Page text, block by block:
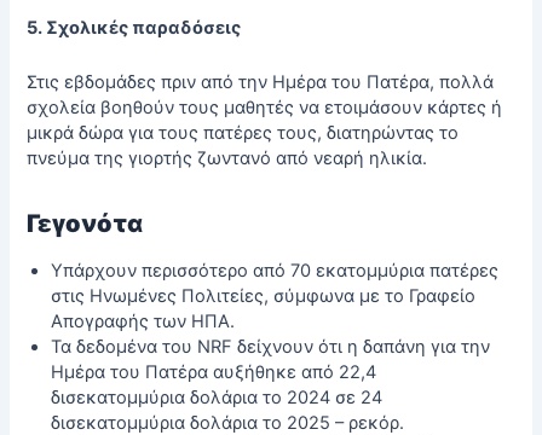
5. Σχολικές παραδόσεις
Στις εβδομάδες πριν από την Ημέρα του Πατέρα, πολλά
σχολεία βοηθούν τους μαθητές να ετοιμάσουν κάρτες ή
μικρά δώρα για τους πατέρες τους, διατηρώντας το
πνεύμα της γιορτής ζωντανό από νεαρή ηλικία.
Γεγονότα
Υπάρχουν περισσότερο από 70 εκατομμύρια πατέρες
στις Ηνωμένες Πολιτείες, σύμφωνα με το Γραφείο
Απογραφής των ΗΠΑ.
Τα δεδομένα του NRF δείχνουν ότι η δαπάνη για την
Ημέρα του Πατέρα αυξήθηκε από 22,4
δισεκατομμύρια δολάρια το 2024 σε 24
δισεκατομμύρια δολάρια το 2025 – ρεκόρ.